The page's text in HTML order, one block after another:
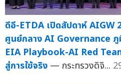
ดีอี-ETDA เปิดสัปดาห์ AIGW
ศูนย์กลาง AI Governance ภู
EIA Playbook-AI Red
สู่การใช้จริง — กระทรวงดิจิ...